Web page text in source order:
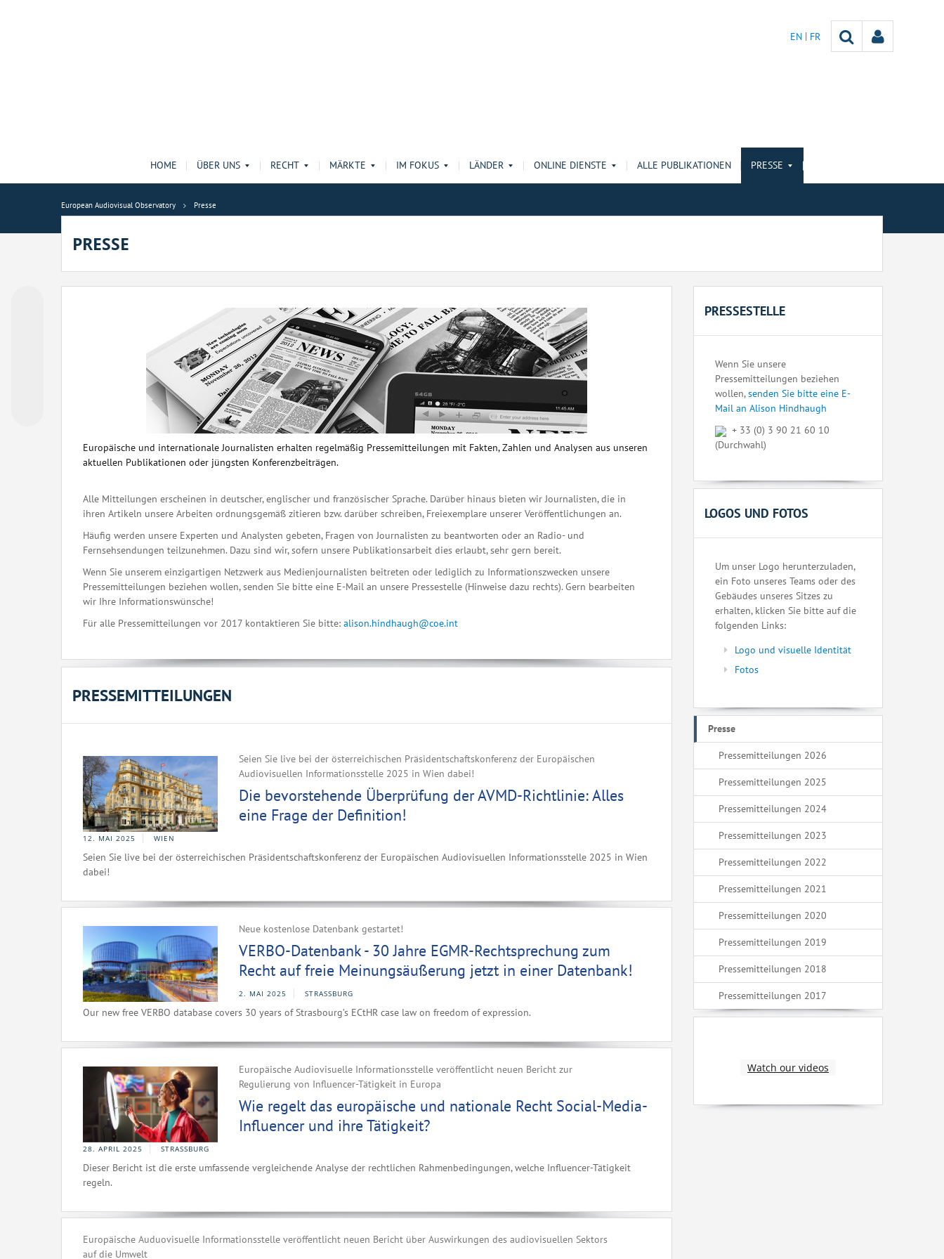
EN FR
HOME ÜBER UNS RECHT MÄRKTE IM FOKUS LÄNDER ONLINE DIENSTE ALLE PUBLIKATIONEN PRESSE
European Audiovisual Observatory Presse
PRESSE
Europäische und internationale Journalisten erhalten regelmäßig Pressemitteilungen mit Fakten, Zahlen und Analysen aus unseren
aktuellen Publikationen oder jüngsten Konferenzbeiträgen.
Alle Mitteilungen erscheinen in deutscher, englischer und französischer Sprache. Darüber hinaus bieten wir Journalisten, die in
ihren Artikeln unsere Arbeiten ordnungsgemäß zitieren bzw. darüber schreiben, Freiexemplare unserer Veröffentlichungen an.
Häufig werden unsere Experten und Analysten gebeten, Fragen von Journalisten zu beantworten oder an Radio- und
Fernsehsendungen teilzunehmen. Dazu sind wir, sofern unsere Publikationsarbeit dies erlaubt, sehr gern bereit.
Wenn Sie unserem einzigartigen Netzwerk aus Medienjournalisten beitreten oder lediglich zu Informationszwecken unsere
Pressemitteilungen beziehen wollen, senden Sie bitte eine E-Mail an unsere Pressestelle (Hinweise dazu rechts). Gern bearbeiten
wir Ihre Informationswünsche!
Für alle Pressemitteilungen vor 2017 kontaktieren Sie bitte: alison.hindhaugh@coe.int
PRESSEMITTEILUNGEN
Seien Sie live bei der österreichischen Präsidentschaftskonferenz der Europäischen
Audiovisuellen Informationsstelle 2025 in Wien dabei!
Die bevorstehende Überprüfung der AVMD-Richtlinie: Alles
eine Frage der Definition!
12. MAI 2025 WIEN
Seien Sie live bei der österreichischen Präsidentschaftskonferenz der Europäischen Audiovisuellen Informationsstelle 2025 in Wien
dabei!
Neue kostenlose Datenbank gestartet!
VERBO-Datenbank - 30 Jahre EGMR-Rechtsprechung zum
Recht auf freie Meinungsäußerung jetzt in einer Datenbank!
2. MAI 2025 STRASSBURG
Our new free VERBO database covers 30 years of Strasbourg’s ECtHR case law on freedom of expression.
Europäische Audiovisuelle Informationsstelle veröffentlicht neuen Bericht zur
Regulierung von Influencer-Tätigkeit in Europa
Wie regelt das europäische und nationale Recht Social-Media-
Influencer und ihre Tätigkeit?
28. APRIL 2025 STRASSBURG
Dieser Bericht ist die erste umfassende vergleichende Analyse der rechtlichen Rahmenbedingungen, welche Influencer-Tätigkeit
regeln.
Europäische Auduovisuelle Informationsstelle veröffentlicht neuen Bericht über Auswirkungen des audiovisuellen Sektors
auf die Umwelt
PRESSESTELLE
Wenn Sie unsere
Pressemitteilungen beziehen
wollen,senden Sie bitte eine E-
Mail an Alison Hindhaugh
+ 33 (0) 3 90 21 60 10
(Durchwahl)
LOGOS UND FOTOS
Um unser Logo herunterzuladen,
ein Foto unseres Teams oder des
Gebäudes unseres Sitzes zu
erhalten, klicken Sie bitte auf die
folgenden Links:
Logo und visuelle Identität
Fotos
Presse
Pressemitteilungen 2026
Pressemitteilungen 2025
Pressemitteilungen 2024
Pressemitteilungen 2023
Pressemitteilungen 2022
Pressemitteilungen 2021
Pressemitteilungen 2020
Pressemitteilungen 2019
Pressemitteilungen 2018
Pressemitteilungen 2017
Watch our videos